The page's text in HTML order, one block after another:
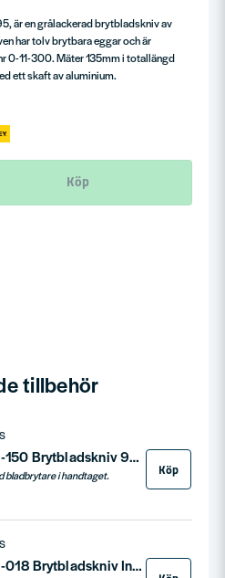
är en grålackerad brytbladskniv av
har tolv brytbara eggar och är
0-11-300. Mäter 135mm i totallängd
ett skaft av aluminium.
Köp
tillbehör
Stanley 0-10-150 Brytbladskniv 9mm
bladbrytare i handtaget. Köp
Stanley 0-10-018 Brytbladskniv Interlock 18mm